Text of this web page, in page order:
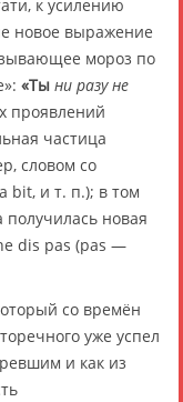
к усилению
новое выражение
мороз по
«Ты ни разу не
проявлений
частица
словом со
bit, и т. п.); в том
новая
dis pas (pas —
со времён
уже успел
и как из